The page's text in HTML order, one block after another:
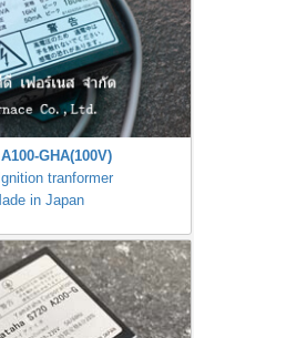
GHA(100V)
tranformer
in Japan